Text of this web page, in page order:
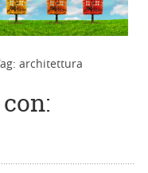
architettura